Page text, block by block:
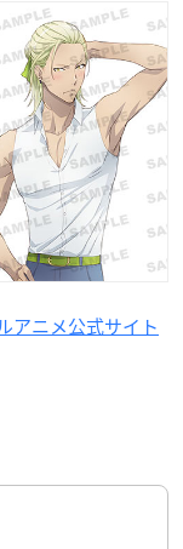
アニメ公式サイト